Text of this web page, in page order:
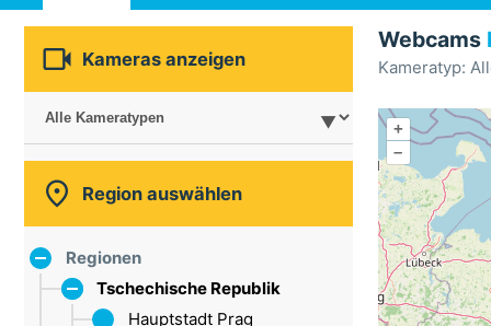
 Kameras anzeigen
 Region auswählen
Regionen
Tschechische Republik
Hauptstadt Prag
Webcams
Kameratyp:
+
–